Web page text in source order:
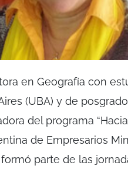
en Geografía con
(UBA) y de
del programa
de Empresarios
parte de las